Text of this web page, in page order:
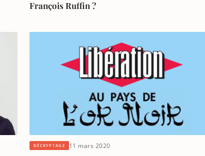
François Ruffin ?
DÉCRYPTAGE 11 mars 2020